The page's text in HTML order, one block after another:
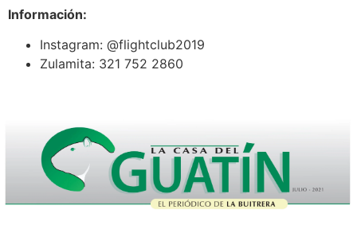
Información:
Instagram: @flightclub2019
Zulamita: 321 752 2860